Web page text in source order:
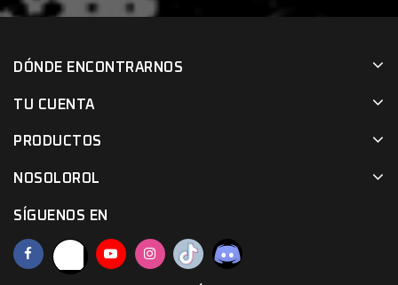
DÓNDE ENCONTRARNOS
TU CUENTA
PRODUCTOS
NOSOLOROL
SÍGUENOS EN